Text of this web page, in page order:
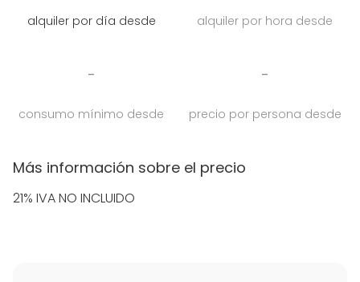
and versatility. Ideal for breakfasts, lunches,
Every gathering here becomes a special occasion,
thanks to a carefully curated ambiance and
alquiler por día desde alquiler por hora desde
-
consumo mínimo desde
-
precio por persona desde
Más información sobre el precio
21% IVA NO INCLUIDO